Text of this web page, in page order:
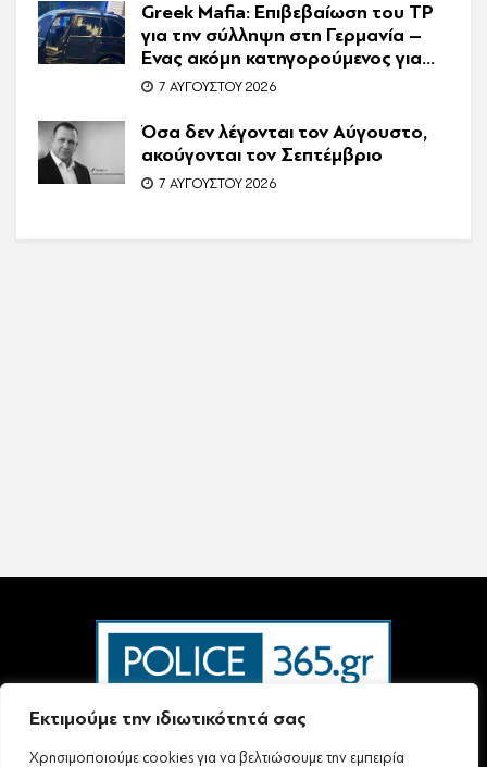
Εκτιμούμε την ιδιωτικότητά σας
Χρησιμοποιούμε cookies για να βελτιώσουμε την εμπειρία
Greek Mafia: Επιβεβαίωση τoυ ΤP
για την σύλληψη στη Γερμανία –
Ένας ακόμη κατηγορούμενος για
τον θάνατο του Ζαμπούνη
7 ΑΥΓΟΎΣΤΟΥ 2026
Όσα δεν λέγονται τον Αύγουστο,
ακούγονται τον Σεπτέμβριο
7 ΑΥΓΟΎΣΤΟΥ 2026
Ταυτότητα – Επικοινωνία Όροι Χρήσης